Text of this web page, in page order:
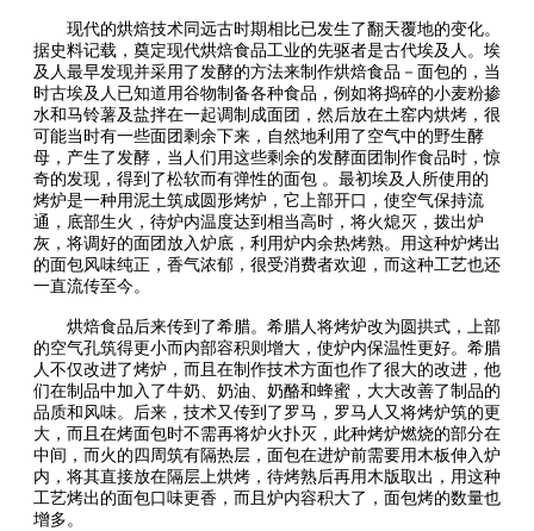
现代的烘焙技术同远古时期相比已发生了翻天覆地的变化。
据史料记载，奠定现代烘焙食品工业的先驱者是古代埃及人。埃
及人最早发现并采用了发酵的方法来制作烘焙食品－面包的，当
时古埃及人已知道用谷物制备各种食品，例如将捣碎的小麦粉掺
水和马铃薯及盐拌在一起调制成面团，然后放在土窑内烘烤，很
可能当时有一些面团剩余下来，自然地利用了空气中的野生酵
母，产生了发酵，当人们用这些剩余的发酵面团制作食品时，惊
奇的发现，得到了松软而有弹性的面包 。最初埃及人所使用的
烤炉是一种用泥土筑成圆形烤炉，它上部开口，使空气保持流
通，底部生火，待炉内温度达到相当高时，将火熄灭，拨出炉
灰，将调好的面团放入炉底，利用炉内余热烤熟。用这种炉烤出
的面包风味纯正，香气浓郁，很受消费者欢迎，而这种工艺也还
一直流传至今。
烘焙食品后来传到了希腊。希腊人将烤炉改为圆拱式，上部
的空气孔筑得更小而内部容积则增大，使炉内保温性更好。希腊
人不仅改进了烤炉，而且在制作技术方面也作了很大的改进，他
们在制品中加入了牛奶、奶油、奶酪和蜂蜜，大大改善了制品的
品质和风味。后来，技术又传到了罗马，罗马人又将烤炉筑的更
大，而且在烤面包时不需再将炉火扑灭，此种烤炉燃烧的部分在
中间，而火的四周筑有隔热层，面包在进炉前需要用木板伸入炉
内，将其直接放在隔层上烘烤，待烤熟后再用木版取出，用这种
工艺烤出的面包口味更香，而且炉内容积大了，面包烤的数量也
增多。